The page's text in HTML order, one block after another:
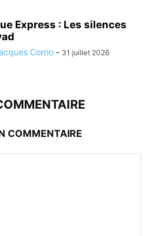
Express : Les silences
Corrio - 31 juillet 2026
COMMENTAIRE